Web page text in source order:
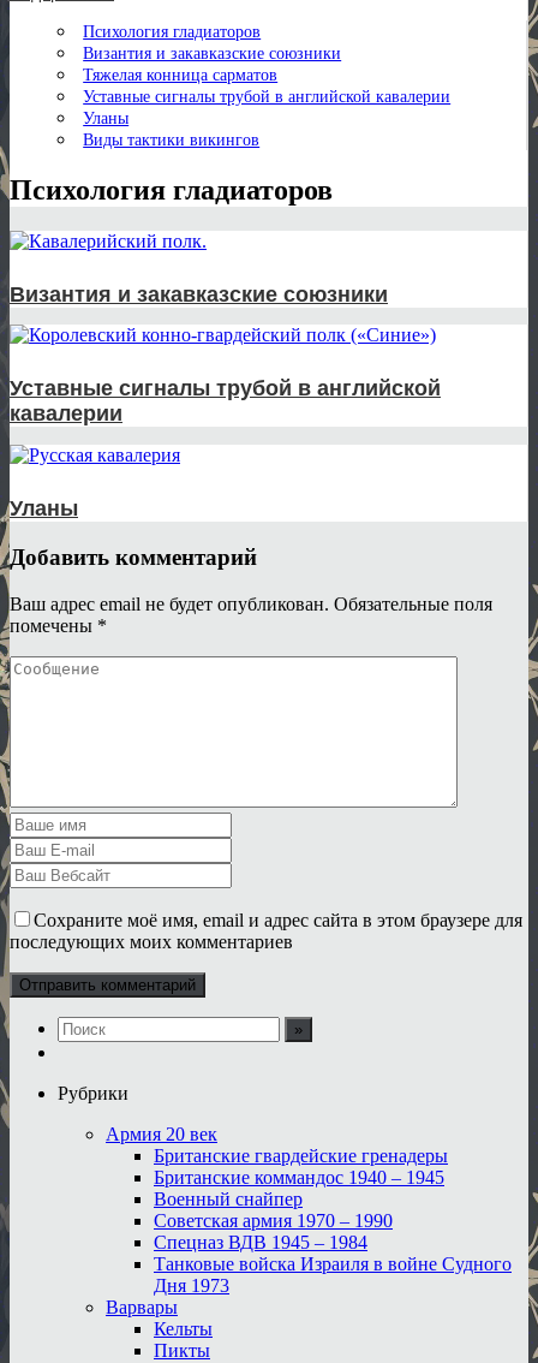
Психология гладиаторов
Византия и закавказские союзники
Тяжелая конница сарматов
Уставные сигналы трубой в английской кавалерии
Уланы
Виды тактики викингов
Психология гладиаторов
Византия и закавказские союзники
Уставные сигналы трубой в английской
кавалерии
Уланы
Добавить комментарий
Ваш адрес email не будет опубликован. Обязательные поля
помечены *
Сохраните моё имя, email и адрес сайта в этом браузере для
последующих моих комментариев
Рубрики
Армия 20 век
Британские гвардейские гренадеры
Британские коммандос 1940 – 1945
Военный снайпер
Советская армия 1970 – 1990
Спецназ ВДВ 1945 – 1984
Танковые войска Израиля в войне Судного
Дня 1973
Варвары
Кельты
Пикты